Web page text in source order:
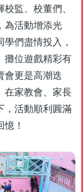
監、校董們、
為活動增添光
們盡情投入，
攤位遊戲精彩有
會更是高潮迭
在家教會、家長
，活動順利圓滿
！